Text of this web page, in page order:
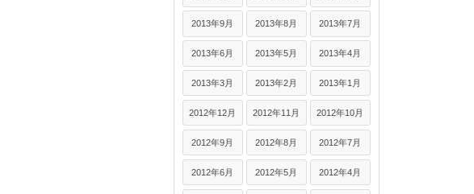
2013年9月 2013年8月 2013年7月
2013年6月 2013年5月 2013年4月
2013年3月 2013年2月 2013年1月
2012年12月 2012年11月 2012年10月
2012年9月 2012年8月 2012年7月
2012年6月 2012年5月 2012年4月